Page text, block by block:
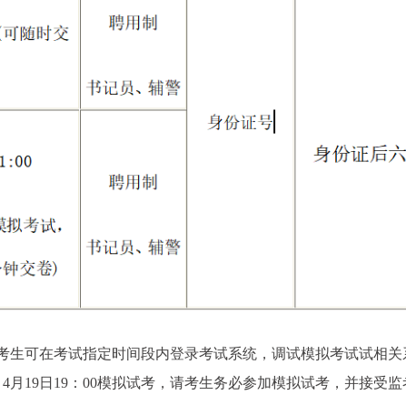
生可在考试指定时间段内登录考试系统，调试模拟考试试相关
19日19：00模拟试考，请考生务必参加模拟试考，并接受监